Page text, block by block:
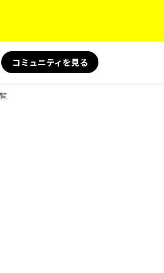
コミュニティを見る